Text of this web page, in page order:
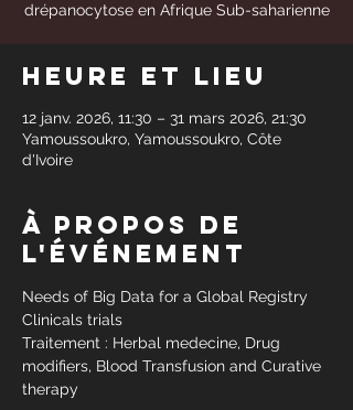
drépanocytose en Afrique Sub-saharienne
Heure et lieu
12 janv. 2026, 11:30 – 31 mars 2026, 21:30
Yamoussoukro, Yamoussoukro, Côte
d'Ivoire
À propos de
l'événement
Needs of Big Data for a Global Registry
Clinicals trials
Traitement : Herbal medecine, Drug
modifiers, Blood Transfusion and Curative
therapy